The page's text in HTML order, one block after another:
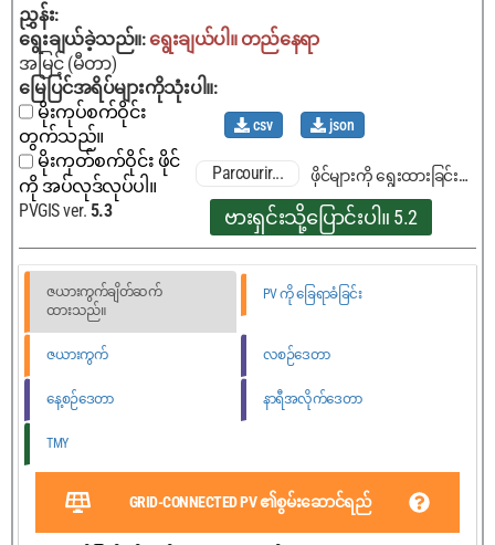
ညွှန်း:
ရွေးချယ်ခဲ့သည်။: ရွေးချယ်ပါ။ တည်နေရာ
အမြင့် (မီတာ)
မြေပြင်အရိပ်များကိုသုံးပါ။:
မိုးကုပ်စက်ဝိုင်း
တွက်သည်။
csv json
မိုးကုတ်စက်ဝိုင်း ဖိုင်
ကို အပ်လုဒ်လုပ်ပါ။
Parcourir... ဖိုင်များကို ရွေးထားခြင်းမရှိပါ။
PVGIS ver. 5.3 ဗားရှင်းသို့ပြောင်းပါ။ 5.2
ဇယားကွက်ချိတ်ဆက်
ထားသည်။
PV ကို ခြေရာခံခြင်း
ဇယားကွက် လစဉ်ဒေတာ
နေ့စဉ်ဒေတာ နာရီအလိုက်ဒေတာ
TMY
GRID-CONNECTED PV ၏စွမ်းဆောင်ရည်